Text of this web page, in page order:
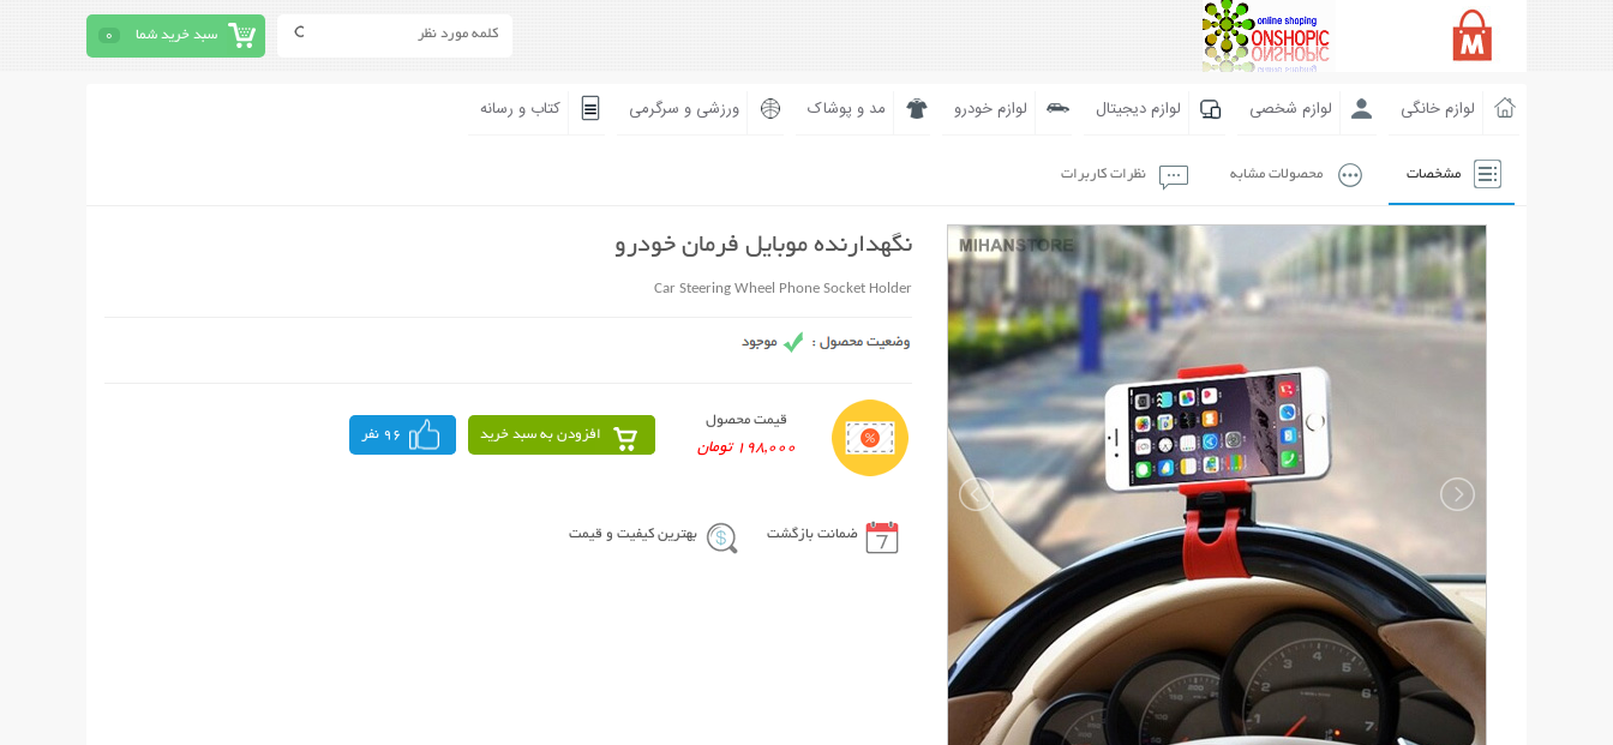
سبد خرید شما 0
لوازم خانگی لوازم شخصی لوازم دیجیتال لوازم خودرو مد و پوشاک ورزشی و سرگرمی کتاب و رسانه
مشخصات محصولات مشابه نظرات کاربرات
نگهدارنده موبایل فرمان خودرو
Car Steering Wheel Phone Socket Holder
قیمت محصول
198,000 تومان
افزودن به سبد خرید 96 نفر
ضمانت بازگشت بهترین کیفیت و قیمت